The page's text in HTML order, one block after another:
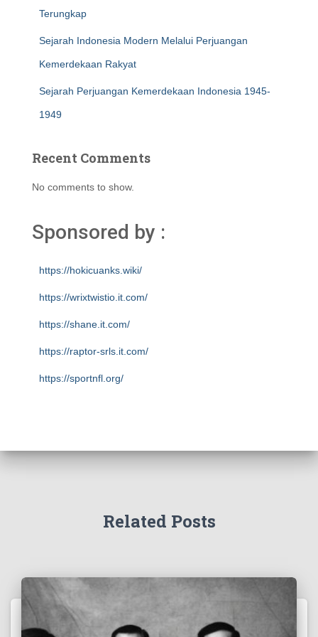
Terungkap
Sejarah Indonesia Modern Melalui Perjuangan
Kemerdekaan Rakyat
Sejarah Perjuangan Kemerdekaan Indonesia 1945-
1949
Recent Comments
No comments to show.
Sponsored by :
https://hokicuanks.wiki/
https://wrixtwistio.it.com/
https://shane.it.com/
https://raptor-srls.it.com/
https://sportnfl.org/
https://home.pafikecciagel.org/
https://profile.foodinhardtimes.org/
https://about.pictureswithoutink.org/
Related Posts